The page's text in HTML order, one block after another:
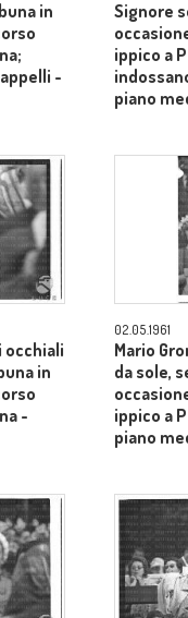
in
-
Signore
ippico a
piano
occhiali
in
-
02.05.1961
Mario
da sole,
ippico a
piano